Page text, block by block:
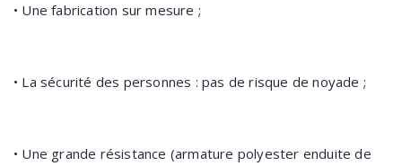
• Une fabrication sur mesure ;
• La sécurité des personnes : pas de risque de noyade ;
• Une grande résistance (armature polyester enduite de